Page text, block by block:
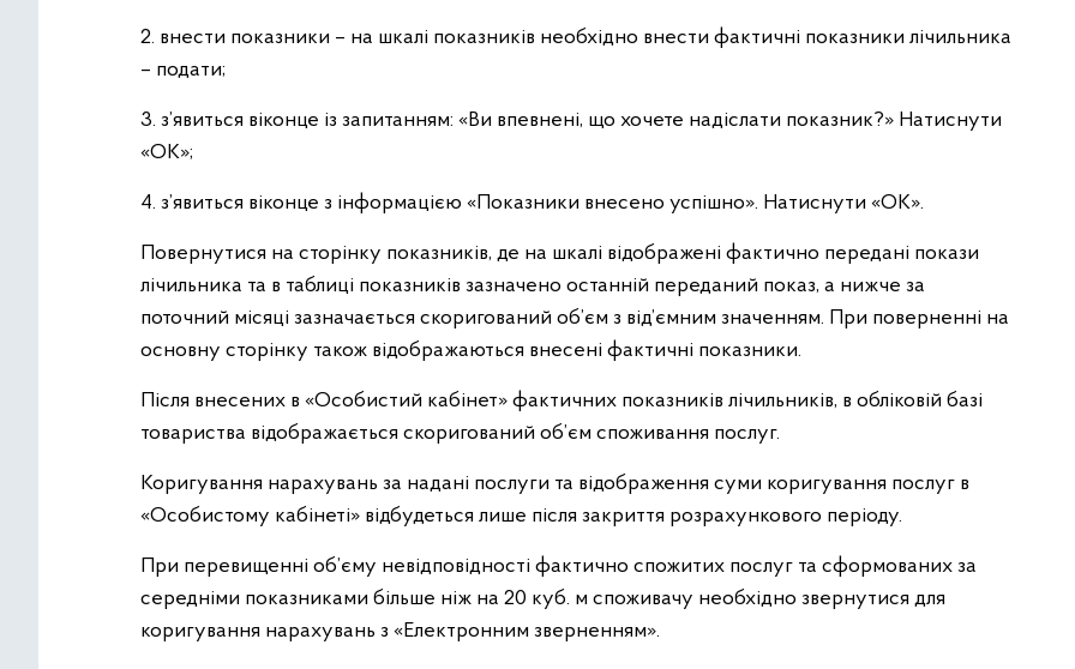
2. внести показники – на шкалі показників необхідно внести фактичні показники лічильника
– подати;
3. з’явиться віконце із запитанням: «Ви впевнені, що хочете надіслати показник?» Натиснути
«ОК»;
4. з’явиться віконце з інформацією «Показники внесено успішно». Натиснути «ОК».
Повернутися на сторінку показників, де на шкалі відображені фактично передані покази
лічильника та в таблиці показників зазначено останній переданий показ, а нижче за
поточний місяці зазначається скоригований об’єм з від’ємним значенням. При поверненні на
основну сторінку також відображаються внесені фактичні показники.
Після внесених в «Особистий кабінет» фактичних показників лічильників, в обліковій базі
товариства відображається скоригований об’єм споживання послуг.
Коригування нарахувань за надані послуги та відображення суми коригування послуг в
«Особистому кабінеті» відбудеться лише після закриття розрахункового періоду.
При перевищенні об’єму невідповідності фактично спожитих послуг та сформованих за
середніми показниками більше ніж на 20 куб. м споживачу необхідно звернутися для
коригування нарахувань з «Електронним зверненням».